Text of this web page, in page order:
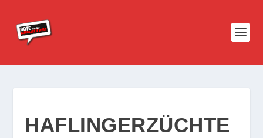
HAFLINGERZÜCHTE